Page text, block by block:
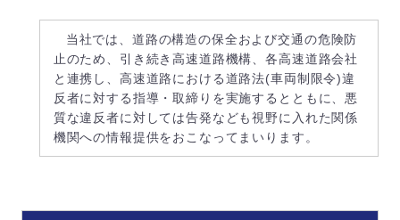
当社では、道路の構造の保全および交通の危険防
止のため、引き続き高速道路機構、各高速道路会社
と連携し、高速道路における道路法(車両制限令)違
反者に対する指導・取締りを実施するとともに、悪
質な違反者に対しては告発なども視野に入れた関係
機関への情報提供をおこなってまいります。